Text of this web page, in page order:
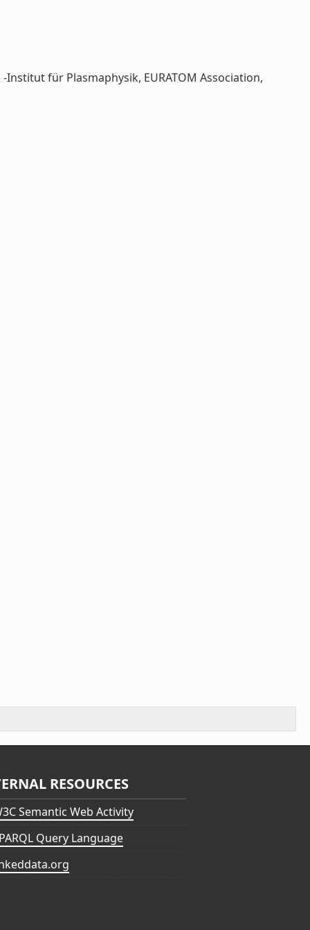
-Institut für Plasmaphysik, EURATOM Association,
RESOURCES
Semantic Web Activity
Query Language